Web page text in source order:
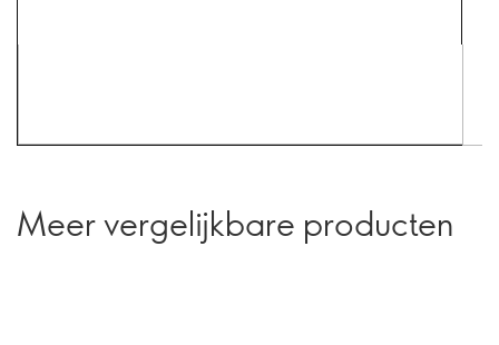
Meer vergelijkbare producten